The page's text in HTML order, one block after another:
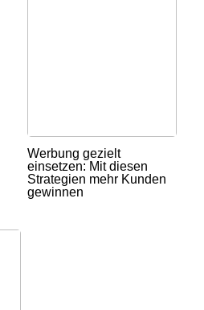
Werbung gezielt
einsetzen: Mit diesen
Strategien mehr Kunden
gewinnen